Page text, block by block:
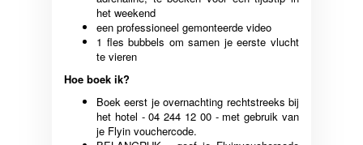
het weekend
een professioneel gemonteerde video
1 fles bubbels om samen je eerste vlucht
te vieren
Hoe boek ik?
Boek eerst je overnachting rechtstreeks bij
het hotel - 04 244 12 00 - met gebruik van
je Flyin vouchercode.